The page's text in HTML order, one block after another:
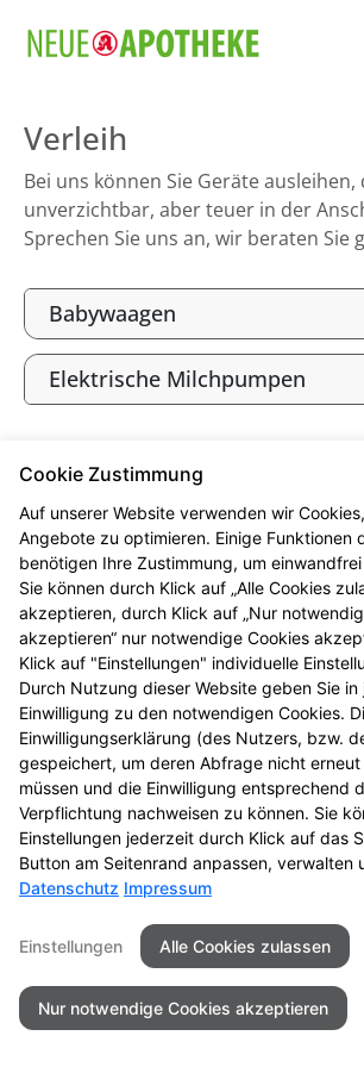
Verleih
Bei uns können Sie Geräte ausleihen,
unverzichtbar, aber teuer in der
Sprechen Sie uns an, wir beraten Sie
Babywaagen
Elektrische Milchpumpen
Kontakt Impressum
Barrierefreiheit
2026 © Neue
Cookie Zustimmung
Auf unserer Website verwenden wir
Angebote zu optimieren. Einige Funktionen
benötigen Ihre Zustimmung, um
Sie können durch Klick auf „Alle Cookies
akzeptieren, durch Klick auf „Nur
akzeptieren“ nur notwendige Cookies
Klick auf "Einstellungen" individuelle
Durch Nutzung dieser Website geben Sie in
Einwilligung zu den notwendigen Cookies.
Einwilligungserklärung (des Nutzers, bzw.
gespeichert, um deren Abfrage nicht
müssen und die Einwilligung entsprechend
Verpflichtung nachweisen zu können. Sie
Einstellungen jederzeit durch Klick auf das
Button am Seitenrand anpassen, verwalten
Datenschutz Impressum
Einstellungen Alle Cookies zulassen
Nur notwendige Cookies akzeptieren